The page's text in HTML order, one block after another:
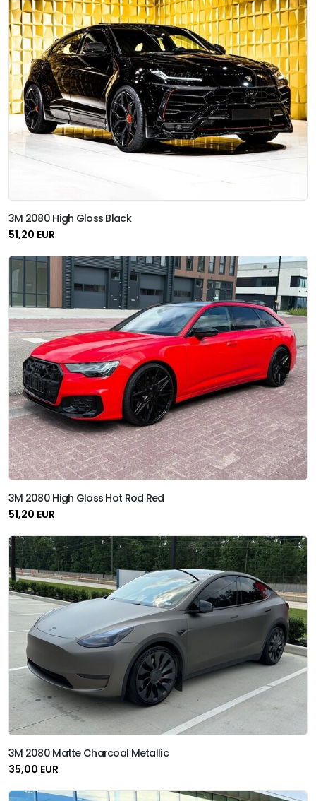
3M 2080 High Gloss Black
51,20 EUR
3M 2080 High Gloss Hot Rod Red
51,20 EUR
3M 2080 Matte Charcoal Metallic
35,00 EUR